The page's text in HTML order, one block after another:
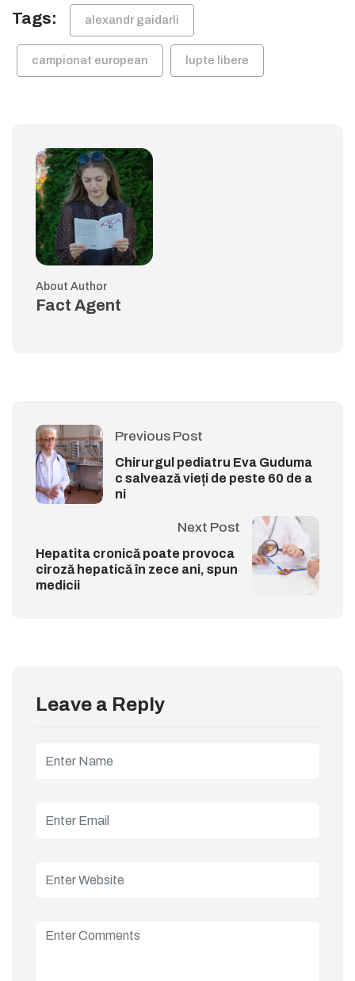
Tags: alexandr gaidarli
campionat european lupte libere
About Author
Fact Agent
Previous Post
Chirurgul pediatru Eva Guduma
c salvează vieți de peste 60 de a
ni
Next Post
Hepatita cronică poate provoca
ciroză hepatică în zece ani, spun
medicii
Leave a Reply